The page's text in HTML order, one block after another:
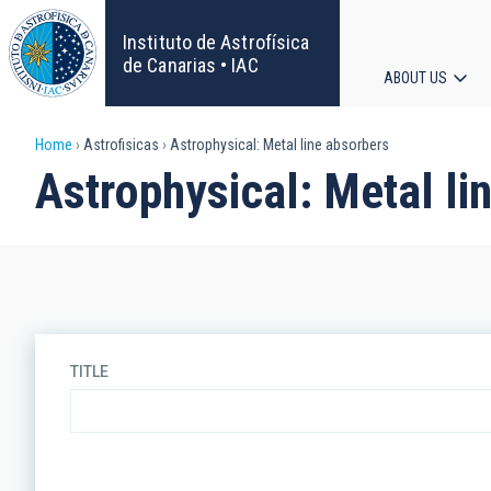
Skip
to
main
content
Instituto de Astrofísica
de Canarias • IAC
ABOUT US
Breadcrumb
Home Astrofisicas Astrophysical: Metal line absorbers
Astrophysical: Metal
TITLE